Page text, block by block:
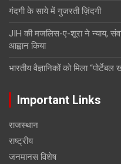
गंदगी के साये में गुजरती ज़िंदगी
JIH की मजलिस-ए-शूरा ने न्याय,
आह्वान किया
भारतीय वैज्ञानिकों को मिला
Important Links
राजस्थान
राष्ट्रीय
जनमानस विशेष